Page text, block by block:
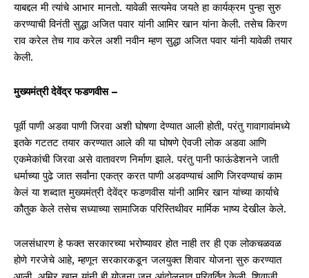
याबद्दल मी त्यांचे आभार मानतो. यावेळी सत्यमेव जयते हा कार्यक्रम पुन्हा सुरु
करण्याची विनंती सुद्धा अजित पवार यांनी आमिर खान यांना केली. तसेच किरण
राव करेल तेच गाव करेल अशी नवीन म्हण सुद्धा अजित पवार यांनी यावेळी तयार
केली.
मुख्यमंत्री देवेंद्र फडणवीस –
पूर्वी पाणी अडवा पाणी जिरवा अशी घोषणा देण्यात आली होती, परंतु गावागावांमध्ये
इतके गटतट तयार करण्यात आले की या घोषणे ऐवजी लोक अडवा आणि
एकमेकांची जिरवा असे वातावरण निर्माण झाले. परंतु पानी फाऊंडेशनने जाती
धर्माच्या पुढे जात सर्वांना एकत्र करत पाणी अडवण्याचं आणि जिरवण्याचं काम
केलं या शब्दात मुख्यमंत्री देवेंद्र फडणवीस यांनी आमिर खान यांच्या कार्याचे
कौतुक केले तसेच सध्याच्या सामाजिक परिस्तिथीवर मार्मिक भाष्य देखील केले.
जलसंधारण हे फक्त सरकारच्या भरोष्यावर होत नाही तर ही एक लोकचळवळ
होणे गरजेचे आहे, म्हणून सरकारकडून जलयुक्त शिवार योजना सुरु करण्यात